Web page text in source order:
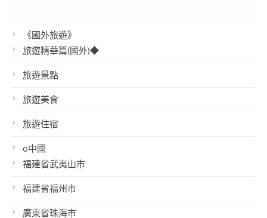
《國外旅遊》
旅遊精華篇(國外)◆
旅遊景點
旅遊美食
旅遊住宿
o中國
福建省武夷山市
福建省福州市
廣東省珠海市